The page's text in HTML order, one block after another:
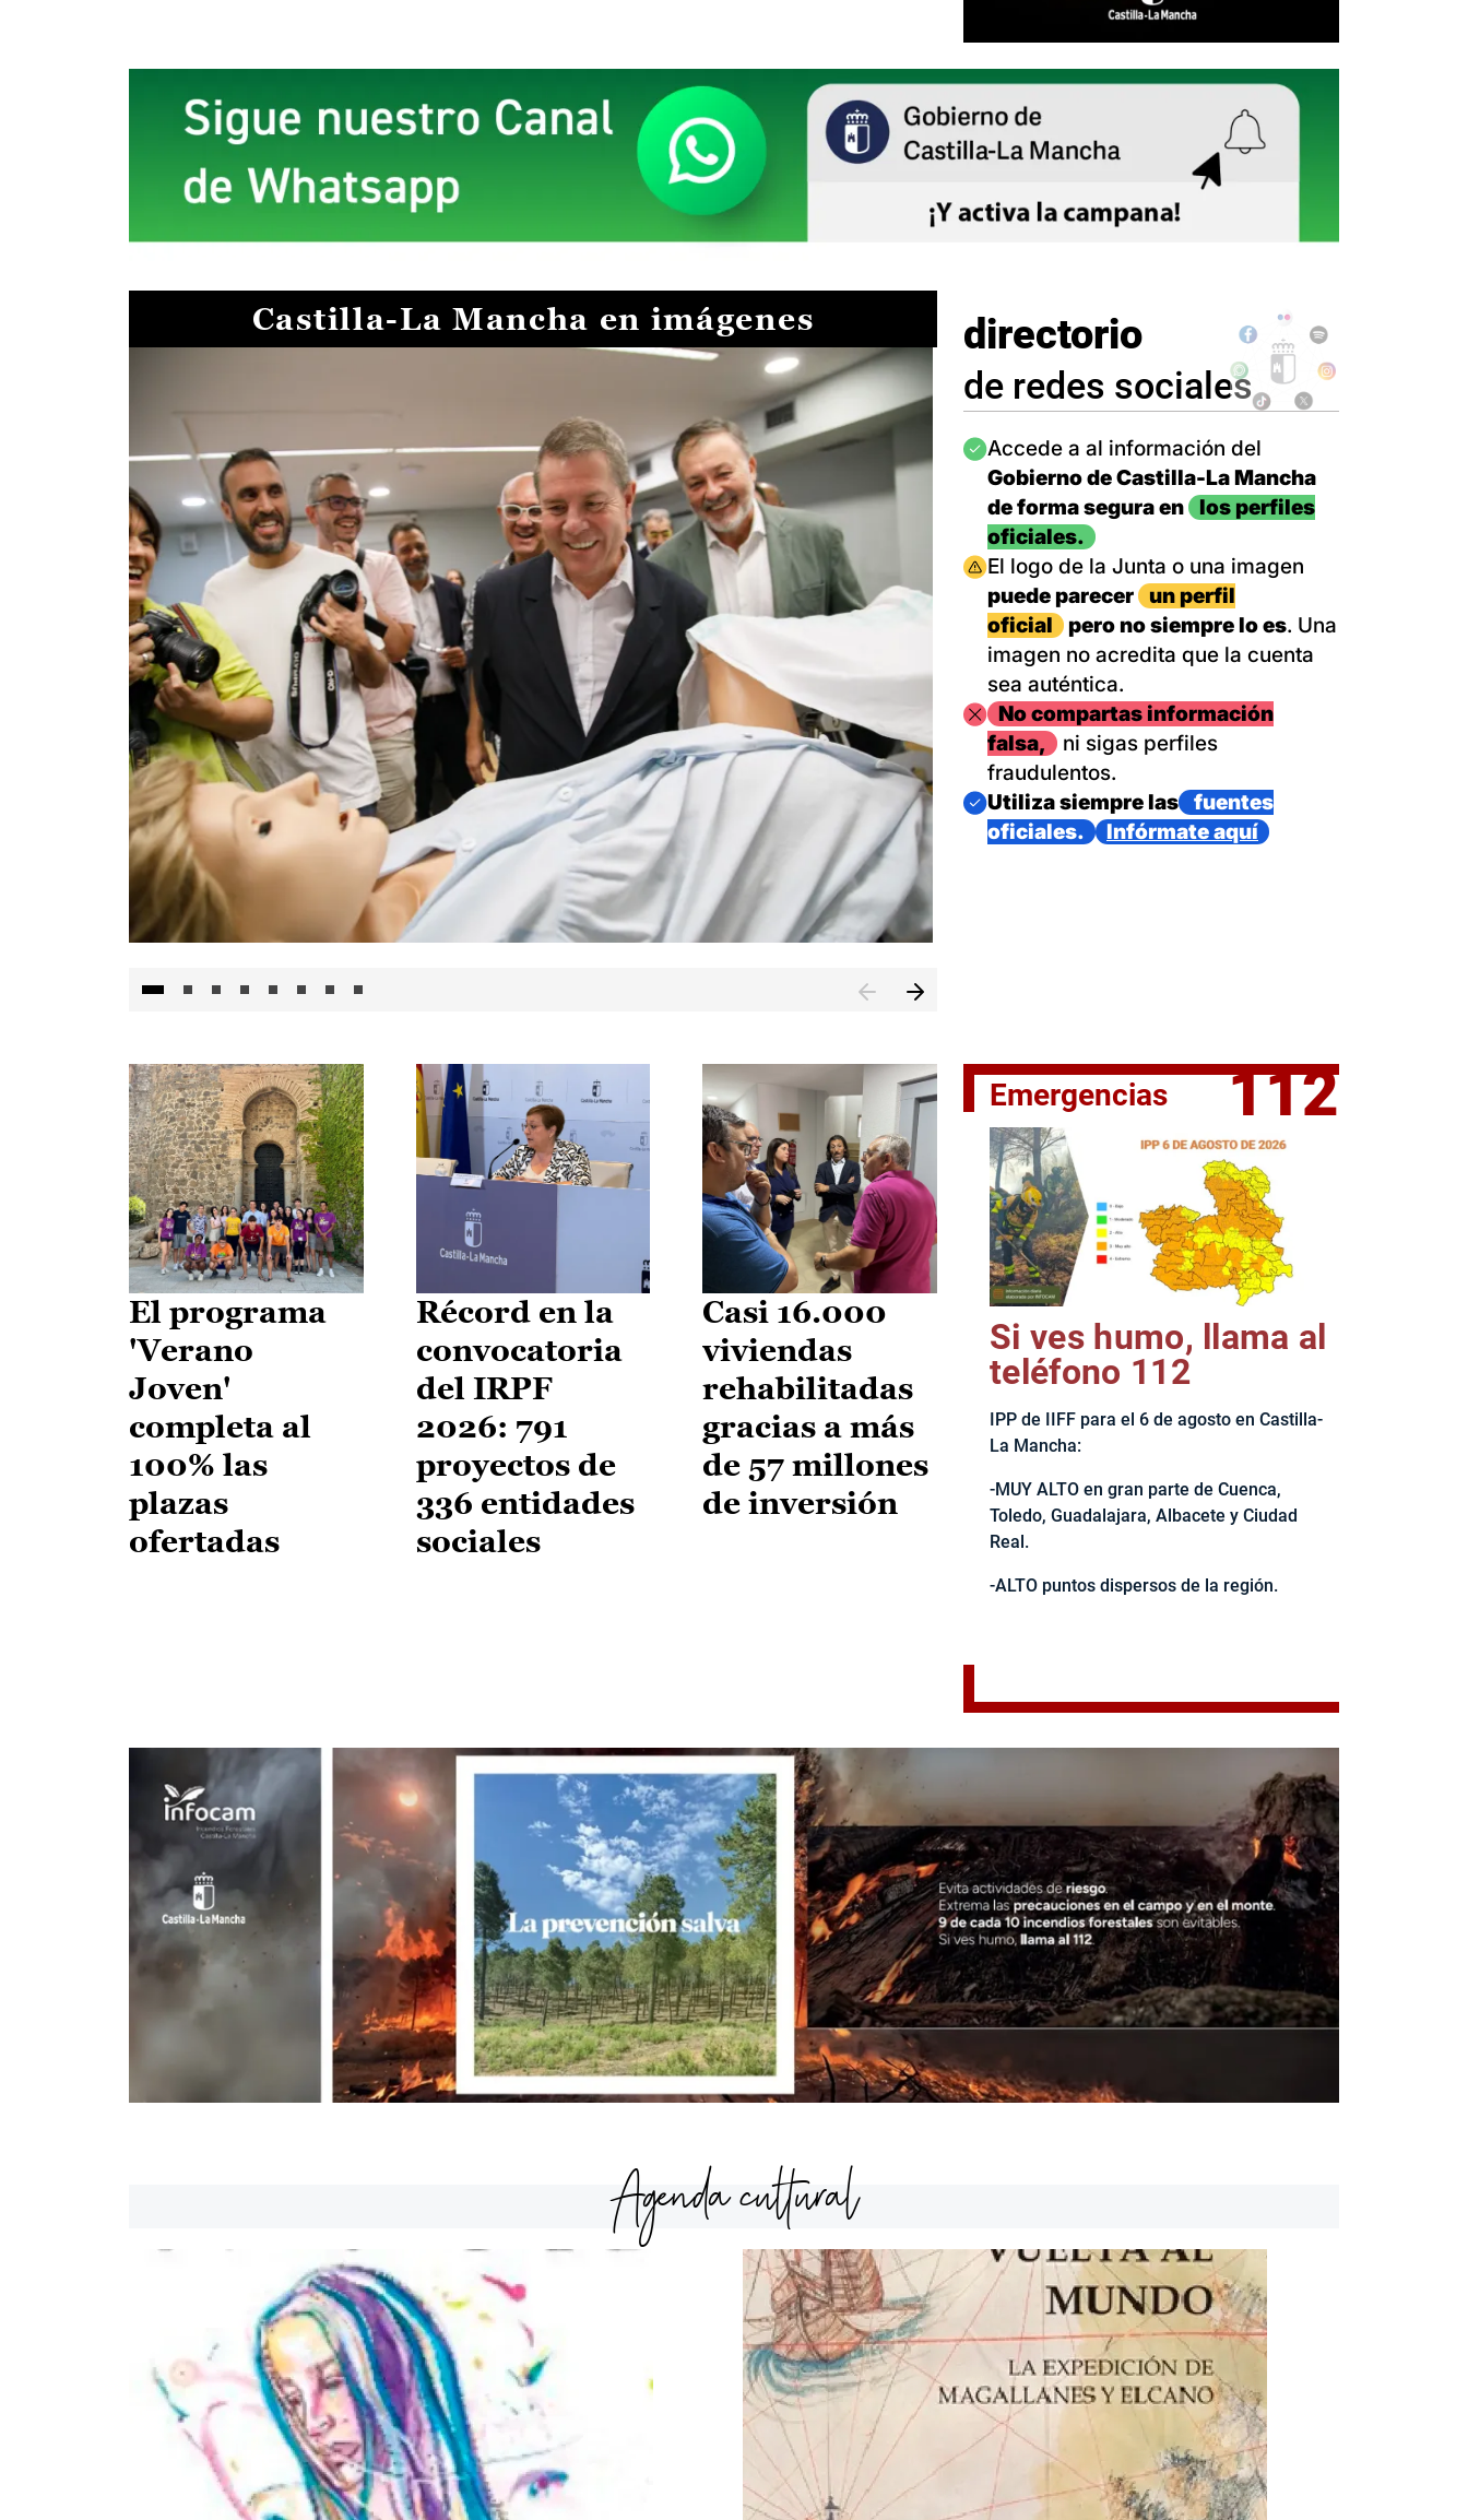
Castilla-La Mancha en imágenes
El jefe del Ejecutivo castellanomanchego, Emiliano García-
directorio
de redes sociales
Imagen
Accede a al información del
Gobierno de Castilla-La Mancha
de forma segura en
los perfiles
oficiales.
Imagen
El logo de la Junta o una imagen
puede parecer
un perfil
oficial
pero no siempre lo es. Una
imagen no acredita que la cuenta
sea auténtica.
ImagenNo compartas información
falsa,
ni sigas perfiles
fraudulentos.
Imagen
Utiliza siempre las
fuentes
oficiales.
Infórmate aquí
El programa
'Verano
Joven'
completa al
100% las
plazas
ofertadas
Récord en la
convocatoria
del IRPF
2026: 791
proyectos de
336 entidades
sociales
Casi 16.000
viviendas
rehabilitadas
gracias a más
de 57 millones
de inversión
Emergencias 112
Si ves humo, llama al
teléfono 112
IPP de IIFF para el 6 de agosto en Castilla-
La Mancha:
-MUY ALTO en gran parte de Cuenca,
Toledo, Guadalajara, Albacete y Ciudad
Real.
-ALTO puntos dispersos de la región.
Agenda cultural